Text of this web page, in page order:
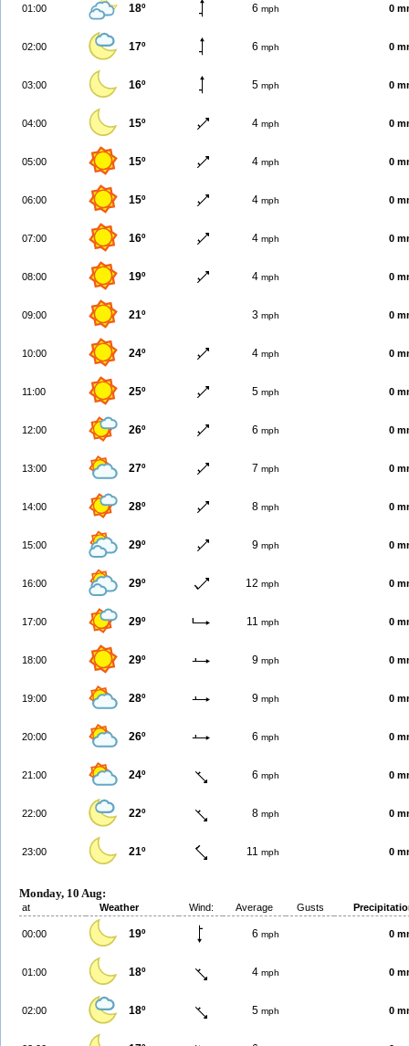
01:00 18º 6 mph 0
02:00 17º 6 mph 0
03:00 16º 5 mph 0
04:00 15º 4 mph 0
05:00 15º 4 mph 0
06:00 15º 4 mph 0
07:00 16º 4 mph 0
08:00 19º 4 mph 0
09:00 21º 3 mph 0
10:00 24º 4 mph 0
11:00 25º 5 mph 0
12:00 26º 6 mph 0
13:00 27º 7 mph 0
14:00 28º 8 mph 0
15:00 29º 9 mph 0
16:00 29º 12 mph 0
17:00 29º 11 mph 0
18:00 29º 9 mph 0
19:00 28º 9 mph 0
20:00 26º 6 mph 0
21:00 24º 6 mph 0
22:00 22º 8 mph 0
23:00 21º 11 mph 0
Monday, 10 Aug:
at Weather Wind: Average Gusts
00:00 19º 6 mph 0
01:00 18º 4 mph 0
02:00 18º 5 mph 0